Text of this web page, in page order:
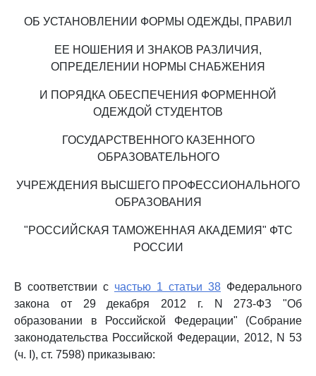
ОБ УСТАНОВЛЕНИИ ФОРМЫ ОДЕЖДЫ, ПРАВИЛ
ЕЕ НОШЕНИЯ И ЗНАКОВ РАЗЛИЧИЯ,
ОПРЕДЕЛЕНИИ НОРМЫ СНАБЖЕНИЯ
И ПОРЯДКА ОБЕСПЕЧЕНИЯ ФОРМЕННОЙ
ОДЕЖДОЙ СТУДЕНТОВ
ГОСУДАРСТВЕННОГО КАЗЕННОГО
ОБРАЗОВАТЕЛЬНОГО
УЧРЕЖДЕНИЯ ВЫСШЕГО ПРОФЕССИОНАЛЬНОГО
ОБРАЗОВАНИЯ
"РОССИЙСКАЯ ТАМОЖЕННАЯ АКАДЕМИЯ" ФТС
РОССИИ
В соответствии с частью 1 статьи 38 Федерального
закона от 29 декабря 2012 г. N 273-ФЗ "Об
образовании в Российской Федерации" (Собрание
законодательства Российской Федерации, 2012, N 53
(ч. I), ст. 7598) приказываю: